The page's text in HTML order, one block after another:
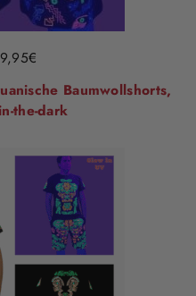
€
Baumwollshorts,
the-dark